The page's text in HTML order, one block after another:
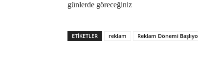
günlerde göreceğiniz
ETIKETLER reklam Reklam Dönemi